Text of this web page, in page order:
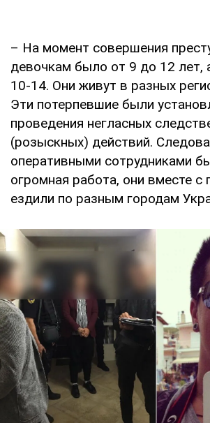
– На момент совершения
девочкам было от 9 до 12 лет,
10-14. Они живут в разных
Эти потерпевшие были
проведения негласных
(розыскных) действий.
оперативными сотрудниками
огромная работа, они вместе с
ездили по разным городам